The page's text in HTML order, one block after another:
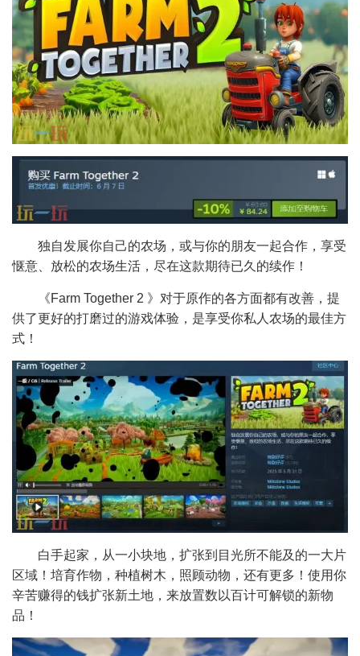
独自发展你自己的农场，或与你的朋友一起合作，享受
惬意、放松的农场生活，尽在这款期待已久的续作！
《Farm Together 2 》对于原作的各方面都有改善，提
供了更好的打磨过的游戏体验，是享受你私人农场的最佳方
式！
白手起家，从一小块地，扩张到目光所不能及的一大片
区域！培育作物，种植树木，照顾动物，还有更多！使用你
辛苦赚得的钱扩张新土地，来放置数以百计可解锁的新物
品！